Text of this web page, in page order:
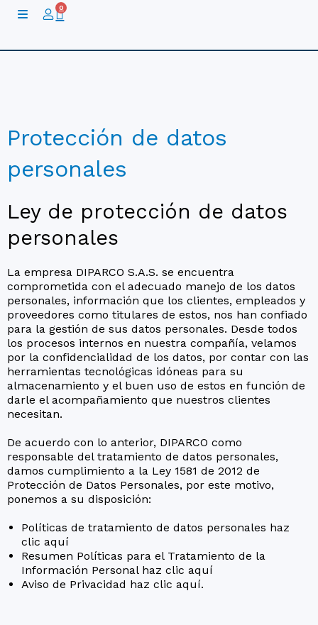
0
Cart
Protección de datos
personales
Ley de protección de datos
personales
La empresa DIPARCO S.A.S. se encuentra
comprometida con el adecuado manejo de los datos
personales, información que los clientes, empleados y
proveedores como titulares de estos, nos han confiado
para la gestión de sus datos personales. Desde todos
los procesos internos en nuestra compañía, velamos
por la confidencialidad de los datos, por contar con las
herramientas tecnológicas idóneas para su
almacenamiento y el buen uso de estos en función de
darle el acompañamiento que nuestros clientes
necesitan.
De acuerdo con lo anterior, DIPARCO como
responsable del tratamiento de datos personales,
damos cumplimiento a la Ley 1581 de 2012 de
Protección de Datos Personales, por este motivo,
ponemos a su disposición:
Políticas de tratamiento de datos personales haz
clic aquí
Resumen Políticas para el Tratamiento de la
Información Personal haz clic aquí
Aviso de Privacidad haz clic aquí.